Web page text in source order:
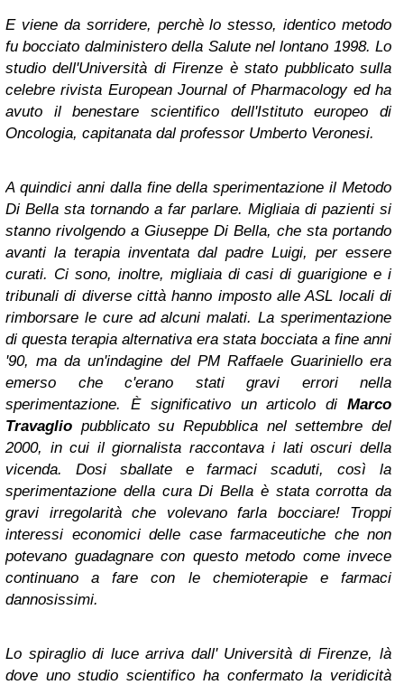
E viene da sorridere, perchè lo stesso, identico metodo
fu bocciato dalministero della Salute nel lontano 1998. Lo
studio dell'Università di Firenze è stato pubblicato sulla
celebre rivista European Journal of Pharmacology ed ha
avuto il benestare scientifico dell'Istituto europeo di
Oncologia, capitanata dal professor Umberto Veronesi.
A quindici anni dalla fine della sperimentazione il Metodo
Di Bella sta tornando a far parlare. Migliaia di pazienti si
stanno rivolgendo a Giuseppe Di Bella, che sta portando
avanti la terapia inventata dal padre Luigi, per essere
curati. Ci sono, inoltre, migliaia di casi di guarigione e i
tribunali di diverse città hanno imposto alle ASL locali di
rimborsare le cure ad alcuni malati. La sperimentazione
di questa terapia alternativa era stata bocciata a fine anni
'90, ma da un'indagine del PM Raffaele Guariniello era
emerso che c'erano stati gravi errori nella
sperimentazione. È significativo un articolo di Marco
Travaglio pubblicato su Repubblica nel settembre del
2000, in cui il giornalista raccontava i lati oscuri della
vicenda. Dosi sballate e farmaci scaduti, così la
sperimentazione della cura Di Bella è stata corrotta da
gravi irregolarità che volevano farla bocciare! Troppi
interessi economici delle case farmaceutiche che non
potevano guadagnare con questo metodo come invece
continuano a fare con le chemioterapie e farmaci
dannosissimi.
Lo spiraglio di luce arriva dall' Università di Firenze, là
dove uno studio scientifico ha confermato la veridicità